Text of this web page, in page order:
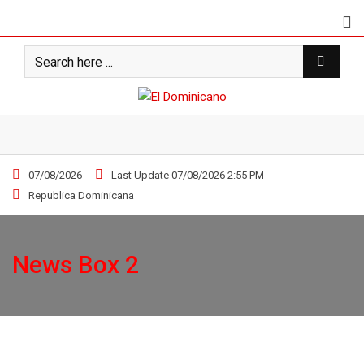
07/08/2026
Last Update 07/08/2026 2:55 PM
Republica Dominicana
News Box 2
DEPORTES